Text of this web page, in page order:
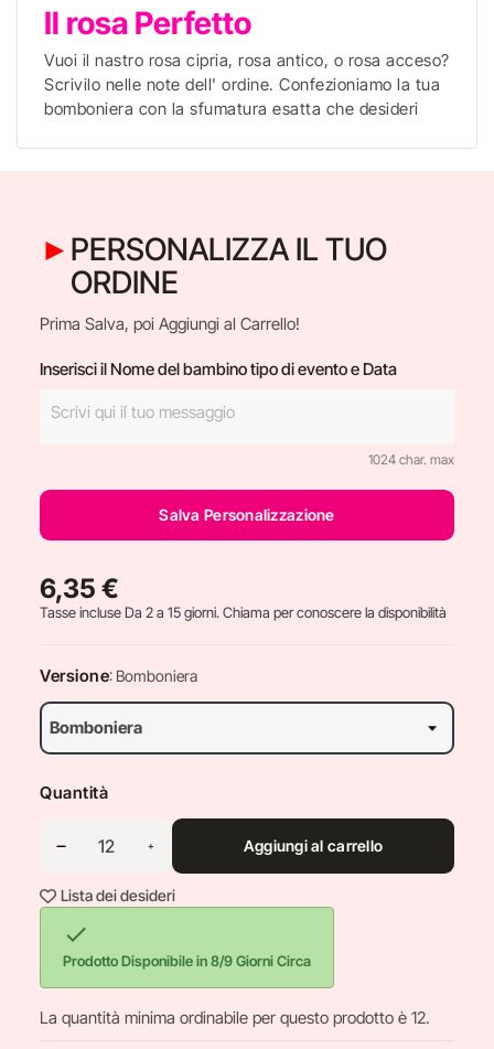
Il rosa Perfetto
Vuoi il nastro rosa cipria, rosa antico, o rosa acceso?
Scrivilo nelle note dell' ordine. Confezioniamo la tua
bomboniera con la sfumatura esatta che desideri
PERSONALIZZA IL TUO
ORDINE
Prima Salva, poi Aggiungi al Carrello!
Inserisci il Nome del bambino tipo di evento e Data
1024 char. max
Salva Personalizzazione
6,35 €
Tasse incluseDa 2 a 15 giorni. Chiama per conoscere la disponibilità
Versione: Bomboniera
Quantità
Aggiungi al carrello
Lista dei desideri

Prodotto Disponibile in 8/9 Giorni Circa
La quantità minima ordinabile per questo prodotto è 12.